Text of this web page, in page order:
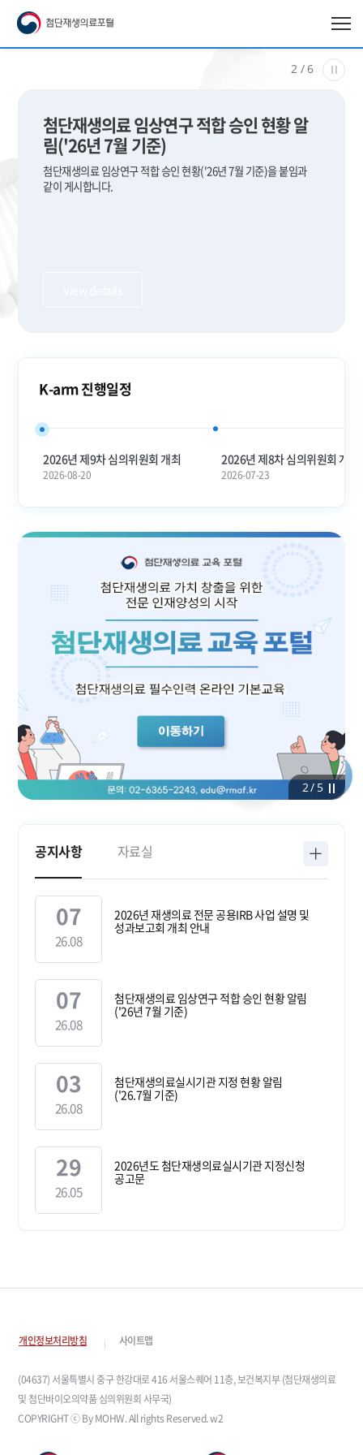
첨단재생의료 임상연구 적합 승인 현황 알
림('26년 7월 기준)
첨단재생의료 임상연구 적합 승인 현황('26년 7월 기준)을 붙임과
같이 게시합니다.
K-arm 진행일정
2026년 제9차 심의위원회 개최
2026-08-20
2026년 제8차 심의위원회 개최
2026-07-23
공지사항 자료실
07
26.08
2026년 재생의료 전문 공용IRB 사업 설명 및
성과보고회 개최 안내
07
26.08
첨단재생의료 임상연구 적합 승인 현황 알림
('26년 7월 기준)
03
26.08
첨단재생의료실시기관 지정 현황 알림
('26.7월 기준)
29
26.05
2026년도 첨단재생의료실시기관 지정신청
공고문
개인정보처리방침 사이트맵
(04637) 서울특별시 중구 한강대로 416 서울스퀘어 11층, 보건복지부 (첨단재생의료
및 첨단바이오의약품 심의위원회 사무국)
COPYRIGHT ⓒ By MOHW. All rights Reserved. w2